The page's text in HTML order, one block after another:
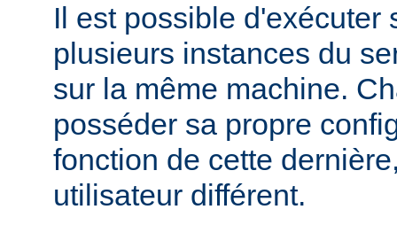
Il est possible d'exécuter
plusieurs instances du
sur la même machine.
posséder sa propre
fonction de cette
utilisateur différent.